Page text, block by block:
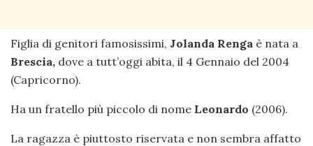
Figlia di genitori famosissimi, Jolanda Renga è nata a
Brescia, dove a tutt’oggi abita, il 4 Gennaio del 2004
(Capricorno).
Ha un fratello più piccolo di nome Leonardo (2006).
La ragazza è piuttosto riservata e non sembra affatto